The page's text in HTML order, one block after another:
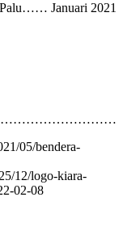
2021
05/bendera-
12/logo-kiara-
02-08